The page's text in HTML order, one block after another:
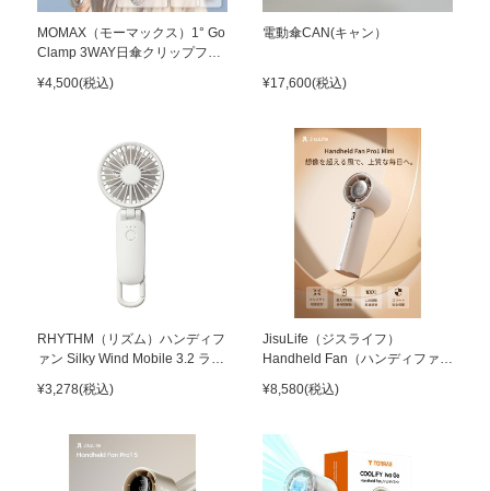
MOMAX（モーマックス）1° Go
Clamp 3WAY日傘クリップファ
¥4,500(税込)
電動傘CAN(キャン）
¥17,600(税込)
RHYTHM（リズム）ハンディフ
ァン Silky Wind Mobile 3.2 ライ
¥3,278(税込)
JisuLife（ジスライフ）
Handheld Fan（ハンディファ
¥8,580(税込)